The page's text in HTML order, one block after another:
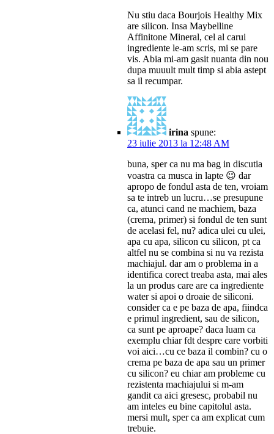
Nu stiu daca Bourjois Healthy Mix
are silicon. Insa Maybelline
Affinitone Mineral, cel al carui
ingrediente le-am scris, mi se pare
vis. Abia mi-am gasit nuanta din nou
dupa muuult mult timp si abia astept
sa il recumpar.
irina spune:
23 iulie 2013 la 12:48 AM
buna, sper ca nu ma bag in discutia
voastra ca musca in lapte 😉 dar
apropo de fondul asta de ten, vroiam
sa te intreb un lucru…se presupune
ca, atunci cand ne machiem, baza
(crema, primer) si fondul de ten sunt
de acelasi fel, nu? adica ulei cu ulei,
apa cu apa, silicon cu silicon, pt ca
altfel nu se combina si nu va rezista
machiajul. dar am o problema in a
identifica corect treaba asta, mai ales
la un produs care are ca ingrediente
water si apoi o droaie de siliconi.
consider ca e pe baza de apa, fiindca
e primul ingredient, sau de silicon,
ca sunt pe aproape? daca luam ca
exemplu chiar fdt despre care vorbiti
voi aici…cu ce baza il combin? cu o
crema pe baza de apa sau un primer
cu silicon? eu chiar am probleme cu
rezistenta machiajului si m-am
gandit ca aici gresesc, probabil nu
am inteles eu bine capitolul asta.
mersi mult, sper ca am explicat cum
trebuie.